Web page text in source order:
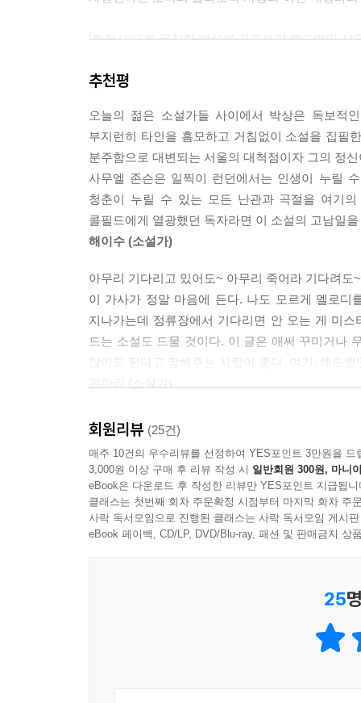
다. --- pp.307-308
오랜만에 마시는 폭탄주에 볼이 빨갛게 된 미영
그녀의 뭉친 종아리를 주물러주고 있자 뭔가 멜로
한.
고남일은 그 멜로디를 미영의 가느다란 종아리에
"간지럽단 말야."
"가만있어 봐. 곡 쓰는 거야."
"곡을 왜 남의 다리에다 써."
"이 멜로디를 떠올릴 때마다 네 다리가 생각나면 좋
"오빠랑 중국 음식 중에 어느 쪽이 더 느끼할까?" ---
그는 진정한 롹정신이 자신에게 돌아왔음을 느끼
가! 그가 한없이 기다리고 있던 감각이 돌아온 것
뱅잉을 하고 있다는 환상까지 깃들었다.
인생의 허무에 대한 신랄한 조롱. 뭐 그런 걸 모조
마치 그것들이 하나로 뭉쳐지면 공간과 시간을
월해버릴 수 있을 거라고 믿으며.
고남일은 그 상태로 「종말을 조용히 시킬 시끄러
끝에 닿을 듯 폭발적이었다. 그는 뜨겁게 소리 지
무릎을 대고 미끄러지며 기타 애드리브를 넣었
의 기타는 아주 기타줄 한 가닥 한 가닥으로 별들
‘롹정신’으로 무장한 박상의 공중부양 헤드뱅잉 샤
박상 작가의 신작 장편소설 『15번 진짜 안 와
주며 화제가 되었던 『이원식 씨의 타격 폼』과
그들만의 극복 의지를 관철시킨다. 그와 동시에,
서사는 더욱 밀도가 깊어졌다. 작가의 말에도
장식하고 새로운 이야기의 서막을 열려 하고 있다
그 과정에서 자그마한 성과들을 조금씩 이루어
작가에게 의미 있는 작품으로, 한국 문단에서 박
‘롹’의 본고장 런던에서 폭발하는 롹스피릿!
적당히 돈 벌면서 하고 싶은 록 밴드를 하고 아쉬
봉변이 찾아왔다. 한국 사회의 한계와 경계의
밴드들이 죄다 영국 출신이기 때문이다. 집을 급
그렇지만 이국의 낯선 땅에서 살아가는 이 젊은
지지리도 없게, 되는 일이라곤 없다. 배달을 하다
생활이 막막하기만 하다. 그러나 롹음악과 기타
고남일의 비자 만료 날짜는 다가오는데……
부조리한 세상 속, 부끄럽지 않을 날들에 대한 박
결정적인 것으로 여겨질 어느 날, 마치 제우스의
메시아에 대한 기다림이란, 지금 여기의 가장 현
억압 같은 존재라고 생각하기 때문입니다(판치는
추천평
오늘의 젊은 소설가들 사이에서 박상은 독보적
부지런히 타인을 흠모하고 거침없이 소설을 집필
분주함으로 대변되는 서울의 대척점이자 그의 정
사무엘 존슨은 일찍이 런던에서는 인생이 누릴
청춘이 누릴 수 있는 모든 난관과 곡절을 여기
콜필드에게 열광했던 독자라면 이 소설의 고남일
해이수 (소설가)
아무리 기다리고 있어도~ 아무리 죽어라 기다려도~
이 가사가 정말 마음에 든다. 나도 모르게 멜로디
지나가는데 정류장에서 기다리면 안 오는 게 미
드는 소설도 드물 것이다. 이 글은 애써 꾸미거나
않아도 된다고 말해주는 사람이 좋다. 여기, 헤드
회원리뷰 (25건)
매주 10건의 우수리뷰를 선정하여 YES포인트 3만원을 드
3,000원 이상 구매 후 리뷰 작성 시 일반회원 300원, 마니
eBook은 다운로드 후 작성한 리뷰만 YES포인트 지급됩니
클래스는 첫번째 회차 주문확정 시점부터 마지막 회차 주
사락 독서모임으로 진행된 클래스는 사락 독서모임 게시
eBook 페이백, CD/LP, DVD/Blu-ray, 패션 및 판매금지 상
25